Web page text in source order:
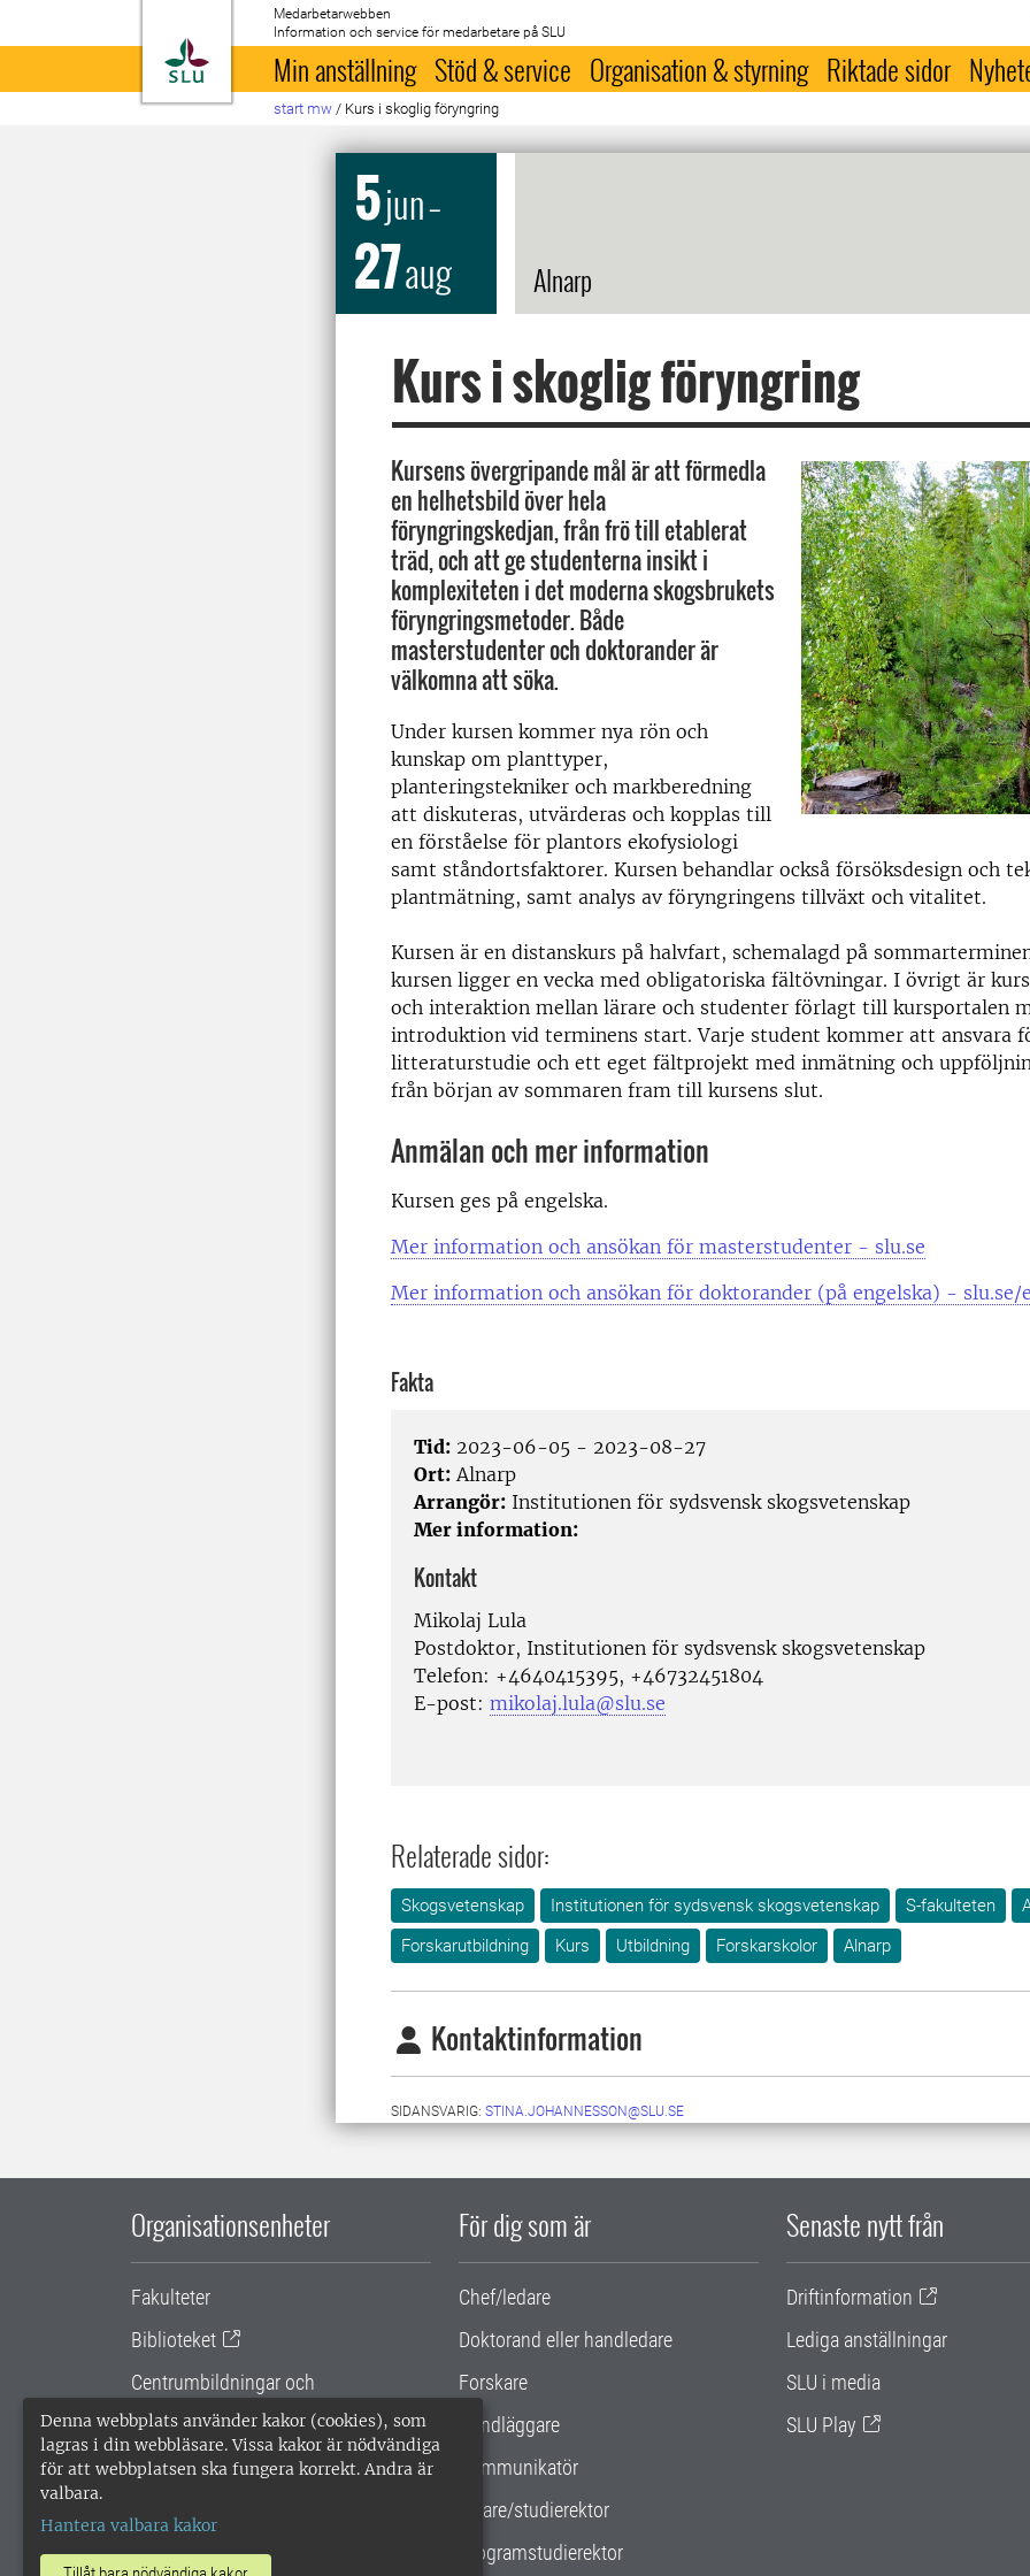
Denna webbplats använder kakor (cookies), som
lagras i din webbläsare. Vissa kakor är nödvändiga
för att webbplatsen ska fungera korrekt. Andra är
valbara.
Hantera valbara kakor
Till startsida
Medarbetarwebben
Information och service för medarbetare på SLU
Min anställning Stöd & service Organisation & styrning Riktade sidor
start mw / Kurs i skoglig föryngring
5jun–
27aug Alnarp
Kurs i skoglig föryngring
Kursens övergripande mål är att förmedla
en helhetsbild över hela
föryngringskedjan, från frö till etablerat
träd, och att ge studenterna insikt i
komplexiteten i det moderna skogsbrukets
föryngringsmetoder. Både
masterstudenter och doktorander är
välkomna att söka.
Under kursen kommer nya rön och
kunskap om planttyper,
planteringstekniker och markberedning
att diskuteras, utvärderas och kopplas till
en förståelse för plantors ekofysiologi
samt ståndortsfaktorer. Kursen behandlar också försöksdesign och
plantmätning, samt analys av föryngringens tillväxt och vitalitet.
Kursen är en distanskurs på halvfart, schemalagd på
kursen ligger en vecka med obligatoriska fältövningar. I övrigt är
och interaktion mellan lärare och studenter förlagt till kursportalen
introduktion vid terminens start. Varje student kommer att ansvara
litteraturstudie och ett eget fältprojekt med inmätning och
från början av sommaren fram till kursens slut.
Anmälan och mer information
Kursen ges på engelska.
Mer information och ansökan för masterstudenter - slu.se
Mer information och ansökan för doktorander (på engelska) - slu.se/
Fakta
Tid: 2023-06-05 - 2023-08-27
Ort: Alnarp
Arrangör: Institutionen för sydsvensk skogsvetenskap
Mer information:
Kontakt
Mikolaj Lula
Postdoktor, Institutionen för sydsvensk skogsvetenskap
Telefon: +4640415395, +46732451804
E-post: mikolaj.lula@slu.se
Relaterade sidor:
Skogsvetenskap Institutionen för sydsvensk skogsvetenskap S-fakulteten
Forskarutbildning
Kurs Utbildning Forskarskolor Alnarp
Kontaktinformation
SIDANSVARIG: STINA.JOHANNESSON@SLU.SE
Organisationsenheter
Fakulteter
Biblioteket
Centrumbildningar och
samarbetsprojekt
Gemensamma verksamhetsstödet
För dig som är
Chef/ledare
Doktorand eller handledare
Forskare
Handläggare
Kommunikatör
Lärare/studierektor
Programstudierektor
Senaste nytt från
Driftinformation
Lediga anställningar
SLU i media
SLU Play